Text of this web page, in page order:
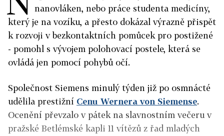
nanovláken, nebo práce studenta medicíny,
který je na vozíku, a přesto dokázal výrazně přispět
k rozvoji v bezkontaktních pomůcek pro postižené
- pomohl s vývojem polohovací postele, která se
ovládá jen pomocí pohybů očí.
Společnost Siemens minulý týden již po osmnácté
udělila prestižní Cenu Wernera von Siemense.
Ocenění převzalo v pátek na slavnostním večeru v
pražské Betlémské kapli 11 vítězů z řad mladých